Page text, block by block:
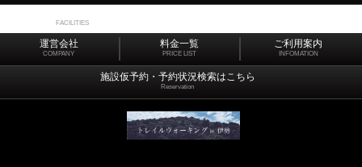
FACILITIES
運営会社
COMPANY
料金一覧
PRICE LIST
ご利用案内
INFOMATION
施設仮予約・予約状況検索はこちら
Reservation